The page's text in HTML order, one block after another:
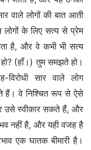
वाले लोगों की बात आती
लोगों के लिए सत्य से प्रेम
है, और वे कभी भी सत्य
(हाँ।) तुम समझते हो।
सार वाले लोग
हैं। वे निश्चित रूप से ऐसे
उसे स्वीकार सकते हैं, और
नहीं है, और यही वजह है
एक घातक बीमारी है।